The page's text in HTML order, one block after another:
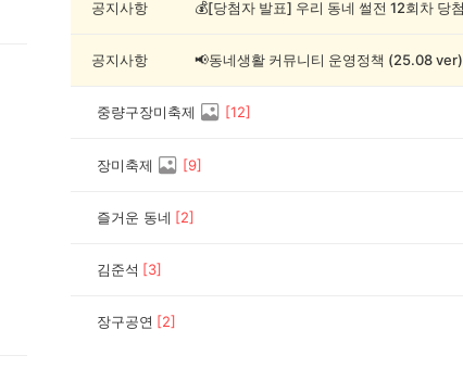
공지사항
공지사항 📢동네생활 커뮤니티 운영정책 (25.08 ver)
중량구장미축제 [12]
장미축제 [9]
즐거운 동네 [2]
김준석 [3]
장구공연 [2]